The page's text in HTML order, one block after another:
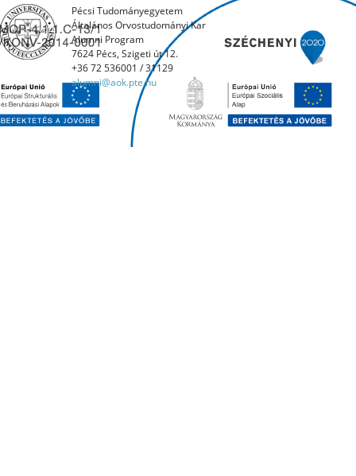
Pécsi Tudományegyetem
Általános Orvostudományi Kar
Alumni Program
7624 Pécs, Szigeti út 12.
+36 72 536001 / 31129
alumni@aok.pte.hu